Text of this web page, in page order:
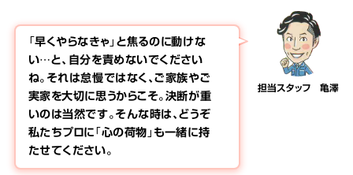
担当スタッフ 亀澤
「早くやらなきゃ」と焦るのに動けな
い…と、自分を責めないでください
ね。それは怠慢ではなく、ご家族やご
実家を大切に思うからこそ。決断が重
いのは当然です。そんな時は、どうぞ
私たちプロに「心の荷物」も一緒に持
たせてください。